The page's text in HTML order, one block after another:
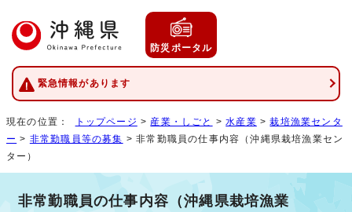
防災ポータル
緊急情報があります
現在の位置： トップページ > 産業・しごと >水産業 >栽培漁業センタ
ー > 非常勤職員等の募集 > 非常勤職員の仕事内容（沖縄県栽培漁業セン
ター）
非常勤職員の仕事内容（沖縄県栽培漁業